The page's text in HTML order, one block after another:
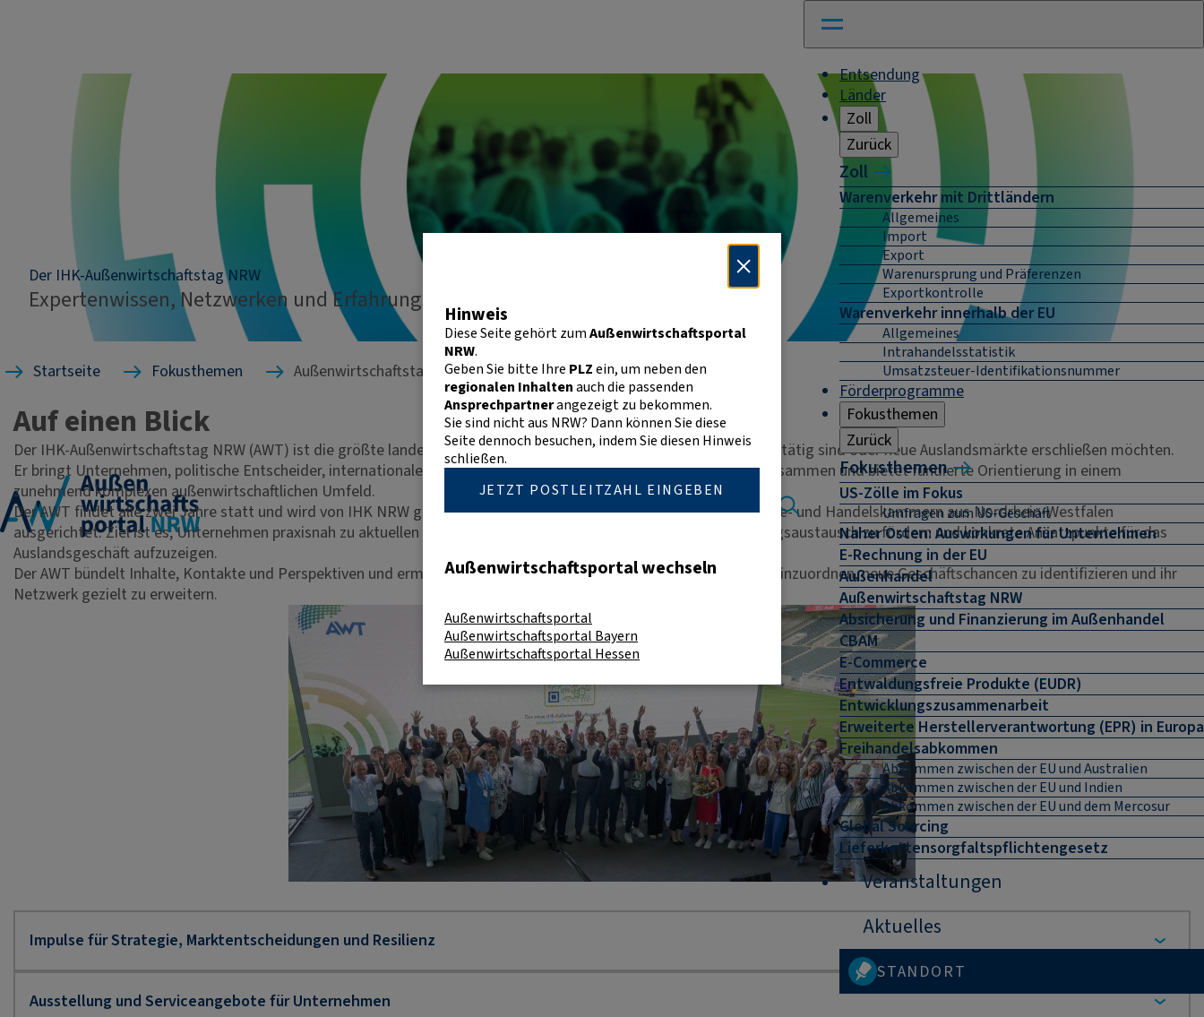
Entsendung
Länder
Zoll
Zurück
Zoll
Warenverkehr mit Drittländern
Allgemeines
Import
Export
Warenursprung und Präferenzen
Exportkontrolle
Warenverkehr innerhalb der EU
Allgemeines
Intrahandelsstatistik
Umsatzsteuer-Identifikationsnummer
Förderprogramme
Fokusthemen
Zurück
Fokusthemen
US-Zölle im Fokus
Umfragen zum US-Geschäft
Naher Osten: Auswirkungen für Unternehmen
E-Rechnung in der EU
Außenhandel
Außenwirtschaftstag NRW
Absicherung und Finanzierung im Außenhandel
CBAM
E-Commerce
Entwaldungsfreie Produkte (EUDR)
Entwicklungszusammenarbeit
Erweiterte Herstellerverantwortung (EPR) in Europa
Freihandelsabkommen
Abkommen zwischen der EU und Australien
Abkommen zwischen der EU und Indien
Abkommen zwischen der EU und dem Mercosur
Global Sourcing
Lieferkettensorgfaltspflichtengesetz
Veranstaltungen
Aktuelles
STANDORT
Der IHK-Außenwirtschaftstag NRW
Expertenwissen, Netzwerken und Erfahrungsaustausch
Startseite Fokusthemen Außenwirtschaftstag NRW
Auf einen Blick
Der IHK-Außenwirtschaftstag NRW (AWT) ist die größte landesweite Konferenz für Unternehmen, die international tätig sind oder neue Auslandsmärkte erschließen möchten.
Er bringt Unternehmen, politische Entscheider, internationale Experten sowie Partnerinstitutionen an einem Ort zusammen und bietet fundierte Orientierung in einem
zunehmend komplexen außenwirtschaftlichen Umfeld.
Der AWT findet alle zwei Jahre statt und wird von IHK NRW gemeinsam mit ausgewählten federführenden Industrie- und Handelskammern aus Nordrhein-Westfalen
ausgerichtet. Ziel ist es, Unternehmen praxisnah zu aktuellen globalen Entwicklungen zu informieren, den Erfahrungsaustausch zu fördern und konkrete Ansatzpunkte für das
Auslandsgeschäft aufzuzeigen.
Der AWT bündelt Inhalte, Kontakte und Perspektiven und ermöglicht Unternehmen, internationale Entwicklungen einzuordnen, neue Geschäftschancen zu identifizieren und ihr
Netzwerk gezielt zu erweitern.
Hinweis
Diese Seite gehört zumAußenwirtschaftsportal
NRW.
Geben Sie bitte Ihre PLZein, um neben den
regionalen Inhaltenauch die passenden
Ansprechpartnerangezeigt zu bekommen.
Sie sind nicht aus NRW? Dann können Sie diese
Seite dennoch besuchen, indem Sie diesen Hinweis
schließen.
JETZT POSTLEITZAHL EINGEBEN
Außenwirtschaftsportal wechseln
Außenwirtschaftsportal
Außenwirtschaftsportal Bayern
Außenwirtschaftsportal Hessen